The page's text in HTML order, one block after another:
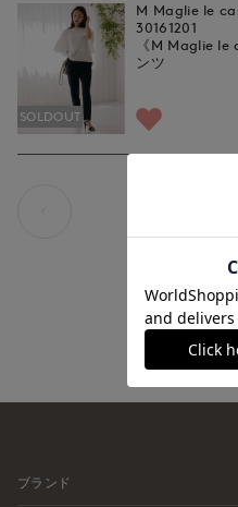
SOLDOUT
M Maglie le
30161201
《M Maglie le
ンツ
ブランド